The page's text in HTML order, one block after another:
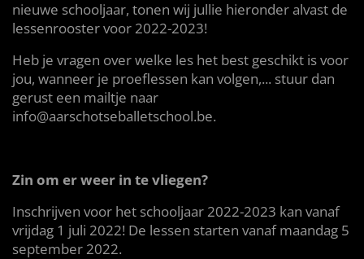
nieuwe schooljaar, tonen wij jullie hieronder alvast de
lessenrooster voor 2022-2023!
Heb je vragen over welke les het best geschikt is voor
jou, wanneer je proeflessen kan volgen,... stuur dan
gerust een mailtje naar
info@aarschotseballetschool.be.
Zin om er weer in te vliegen?
Inschrijven voor het schooljaar 2022-2023 kan vanaf
vrijdag 1 juli 2022! De lessen starten vanaf maandag 5
september 2022.